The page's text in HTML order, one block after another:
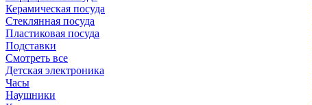
Керамическая посуда
Стеклянная посуда
Пластиковая посуда
Подставки
Смотреть все
Детская электроника
Часы
Наушники